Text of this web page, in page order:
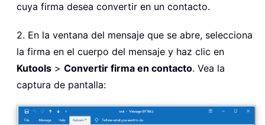
cuya firma desea convertir en un contacto.
2. En la ventana del mensaje que se abre, selecciona
la firma en el cuerpo del mensaje y haz clic en
Kutools > Convertir firma en contacto. Vea la
captura de pantalla: